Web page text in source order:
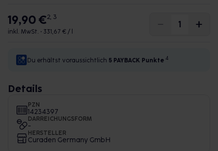
19,90 €2, 3
inkl. MwSt. • 331,67 € / l
Du erhältst voraussichtlich 5 PAYBACK Punkte 4
Details
PZN
14234397
DARREICHUNGSFORM
-
HERSTELLER
Curaden Germany GmbH